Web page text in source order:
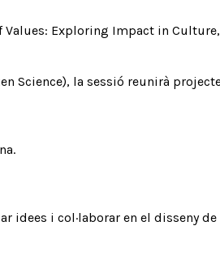
Values: Exploring Impact in
Science), la sessió reunirà
i col·laborar en el disseny de